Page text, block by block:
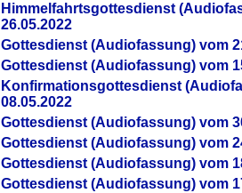
Himmelfahrtsgottesdienst
26.05.2022
Gottesdienst (Audiofassung) vom
Gottesdienst (Audiofassung) vom
Konfirmationsgottesdienst
08.05.2022
Gottesdienst (Audiofassung) vom
Gottesdienst (Audiofassung) vom
Gottesdienst (Audiofassung) vom
Gottesdienst (Audiofassung) vom